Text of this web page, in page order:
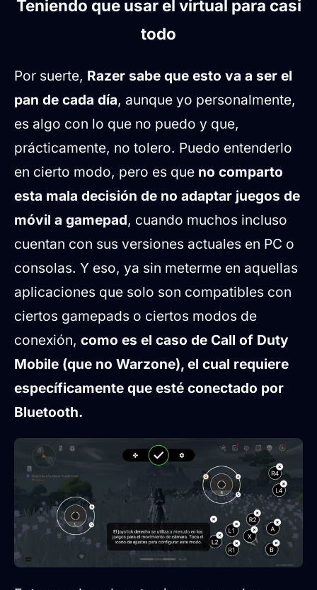
Teniendo que usar el virtual para casi
todo
Por suerte, Razer sabe que esto va a ser el
pan de cada día, aunque yo personalmente,
es algo con lo que no puedo y que,
prácticamente, no tolero. Puedo entenderlo
en cierto modo, pero es que no comparto
esta mala decisión de no adaptar juegos de
móvil a gamepad, cuando muchos incluso
cuentan con sus versiones actuales en PC o
consolas. Y eso, ya sin meterme en aquellas
aplicaciones que solo son compatibles con
ciertos gamepads o ciertos modos de
conexión, como es el caso de Call of Duty
Mobile (que no Warzone), el cual requiere
específicamente que esté conectado por
Bluetooth.